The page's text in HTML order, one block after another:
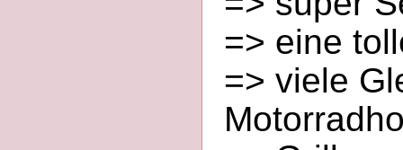
=> eine
=> viele